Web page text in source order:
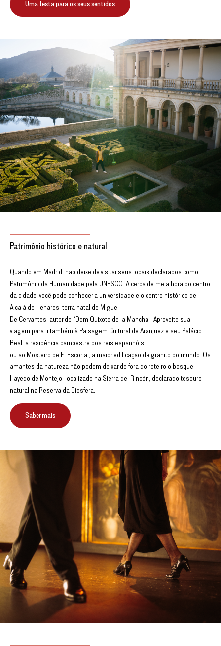
Uma festa para os seus sentidos
Patrimônio histórico e natural
Quando em Madrid, não deixe de visitar seus locais declarados como
Patrimônio da Humanidade pela UNESCO. A cerca de meia hora do centro
da cidade, você pode conhecer a universidade e o centro histórico de
Alcalá de Henares, terra natal de Miguel
De Cervantes, autor de “Dom Quixote de la Mancha”. Aproveite sua
viagem para ir também à Paisagem Cultural de Aranjuez e seu Palácio
Real, a residência campestre dos reis espanhóis,
ou ao Mosteiro de El Escorial, a maior edificação de granito do mundo. Os
amantes da natureza não podem deixar de fora do roteiro o bosque
Hayedo de Montejo, localizado na Sierra del Rincón, declarado tesouro
natural na Reserva da Biosfera.
Saber mais